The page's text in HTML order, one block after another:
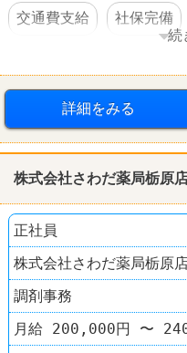
交通費支給 社保完備
続
詳細をみる
株式会社さわだ薬局栃原
正社員
株式会社さわだ薬局栃原
調剤事務
月給 200,000円 〜